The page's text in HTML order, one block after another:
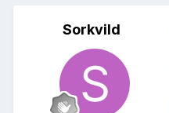
Sorkvild